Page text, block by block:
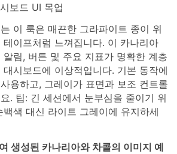
보드 UI 목업
이 룩은 매끈한 그라파이트 종이 위
이프처럼 느껴집니다. 이 카나리아
림, 버튼 및 주요 지표가 명확한 계층
시보드에 이상적입니다. 기본 동작에
용하고, 그레이가 표면과 보조 컨트롤
. 팁: 긴 세션에서 눈부심을 줄이기 위
색 대신 라이트 그레이에 유지하세
생성된 카나리아와 차콜의 이미지 예